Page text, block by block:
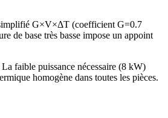
G×V×ΔT (coefficient G=0.7
de base très basse impose un appoint
faible puissance nécessaire (8 kW)
homogène dans toutes les pièces.